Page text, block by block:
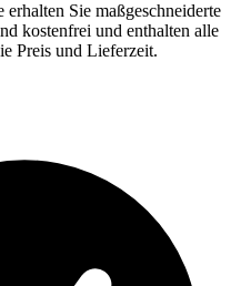
Sie maßgeschneiderte
kostenfrei und enthalten alle
Preis und Lieferzeit.